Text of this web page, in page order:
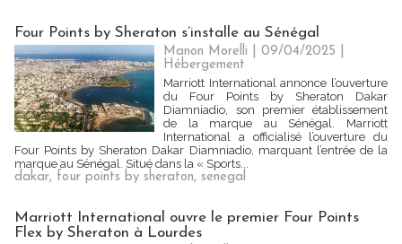
Four Points by Sheraton s’installe au Sénégal
Manon Morelli | 09/04/2025
Hébergement
Marriott International annonce l’ouverture
du Four Points by Sheraton Dakar
Diamniadio, son premier établissement
de la marque au Sénégal. Marriott
International a officialisé l’ouverture du
Four Points by Sheraton Dakar Diamniadio, marquant l’entrée de la
marque au Sénégal. Situé dans la « Sports...
dakar, four points by sheraton, senegal
Marriott International ouvre le premier Four Points
Flex by Sheraton à Lourdes